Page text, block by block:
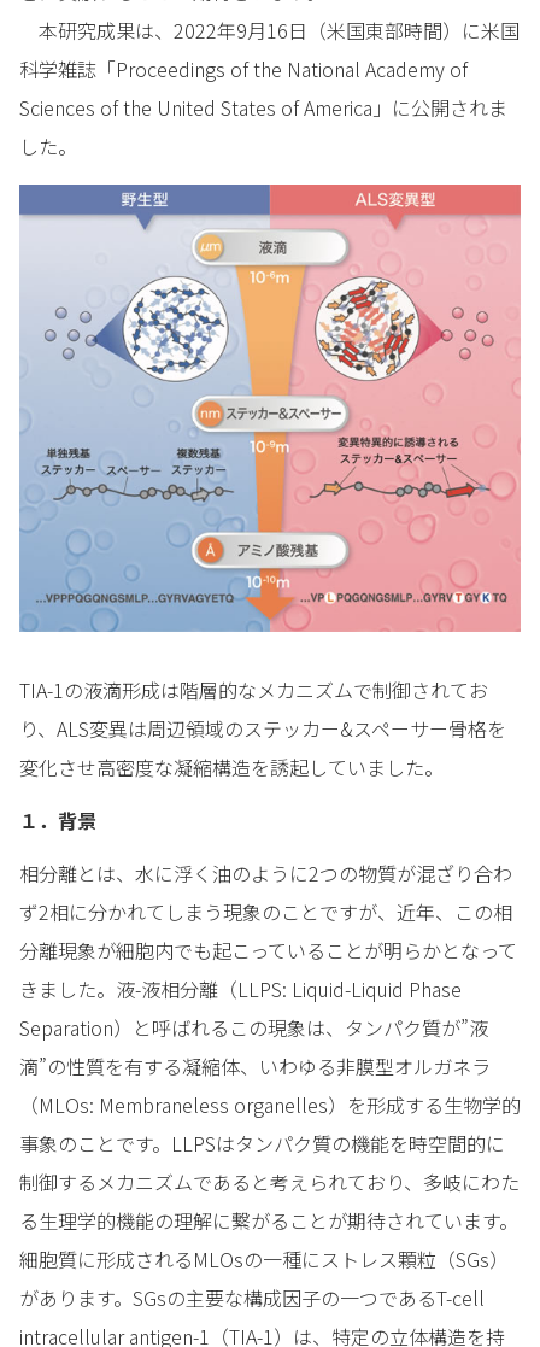
本研究成果は、2022年9月16日（米国東部時間）に米国
科学雑誌「Proceedings of the National Academy of
Sciences of the United States of America」に公開されま
した。
TIA-1の液滴形成は階層的なメカニズムで制御されてお
り、ALS変異は周辺領域のステッカー&スペーサー骨格を
変化させ高密度な凝縮構造を誘起していました。
１．背景
相分離とは、水に浮く油のように2つの物質が混ざり合わ
ず2相に分かれてしまう現象のことですが、近年、この相
分離現象が細胞内でも起こっていることが明らかとなって
きました。液-液相分離（LLPS: Liquid-Liquid Phase
Separation）と呼ばれるこの現象は、タンパク質が”液
滴”の性質を有する凝縮体、いわゆる非膜型オルガネラ
（MLOs: Membraneless organelles）を形成する生物学的
事象のことです。LLPSはタンパク質の機能を時空間的に
制御するメカニズムであると考えられており、多岐にわた
る生理学的機能の理解に繋がることが期待されています。
細胞質に形成されるMLOsの一種にストレス顆粒（SGs）
があります。SGsの主要な構成因子の一つであるT-cell
intracellular antigen-1（TIA-1）は、特定の立体構造を持